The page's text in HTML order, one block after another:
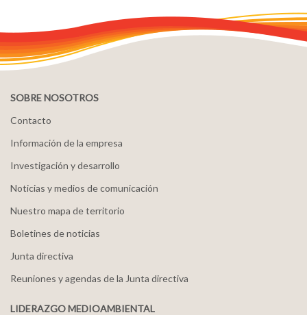
SOBRE NOSOTROS
Contacto
Información de la empresa
Investigación y desarrollo
Noticias y medios de comunicación
Nuestro mapa de territorio
Boletines de noticias
Junta directiva
Reuniones y agendas de la Junta directiva
LIDERAZGO MEDIOAMBIENTAL